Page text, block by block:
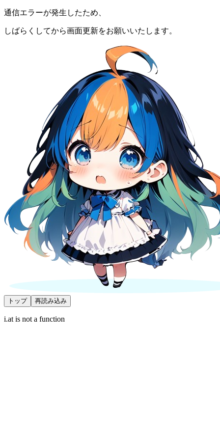
通信エラーが発生したため、
しばらくしてから画面更新をお願いいたします。
トップ 再読み込み
i.at is not a function